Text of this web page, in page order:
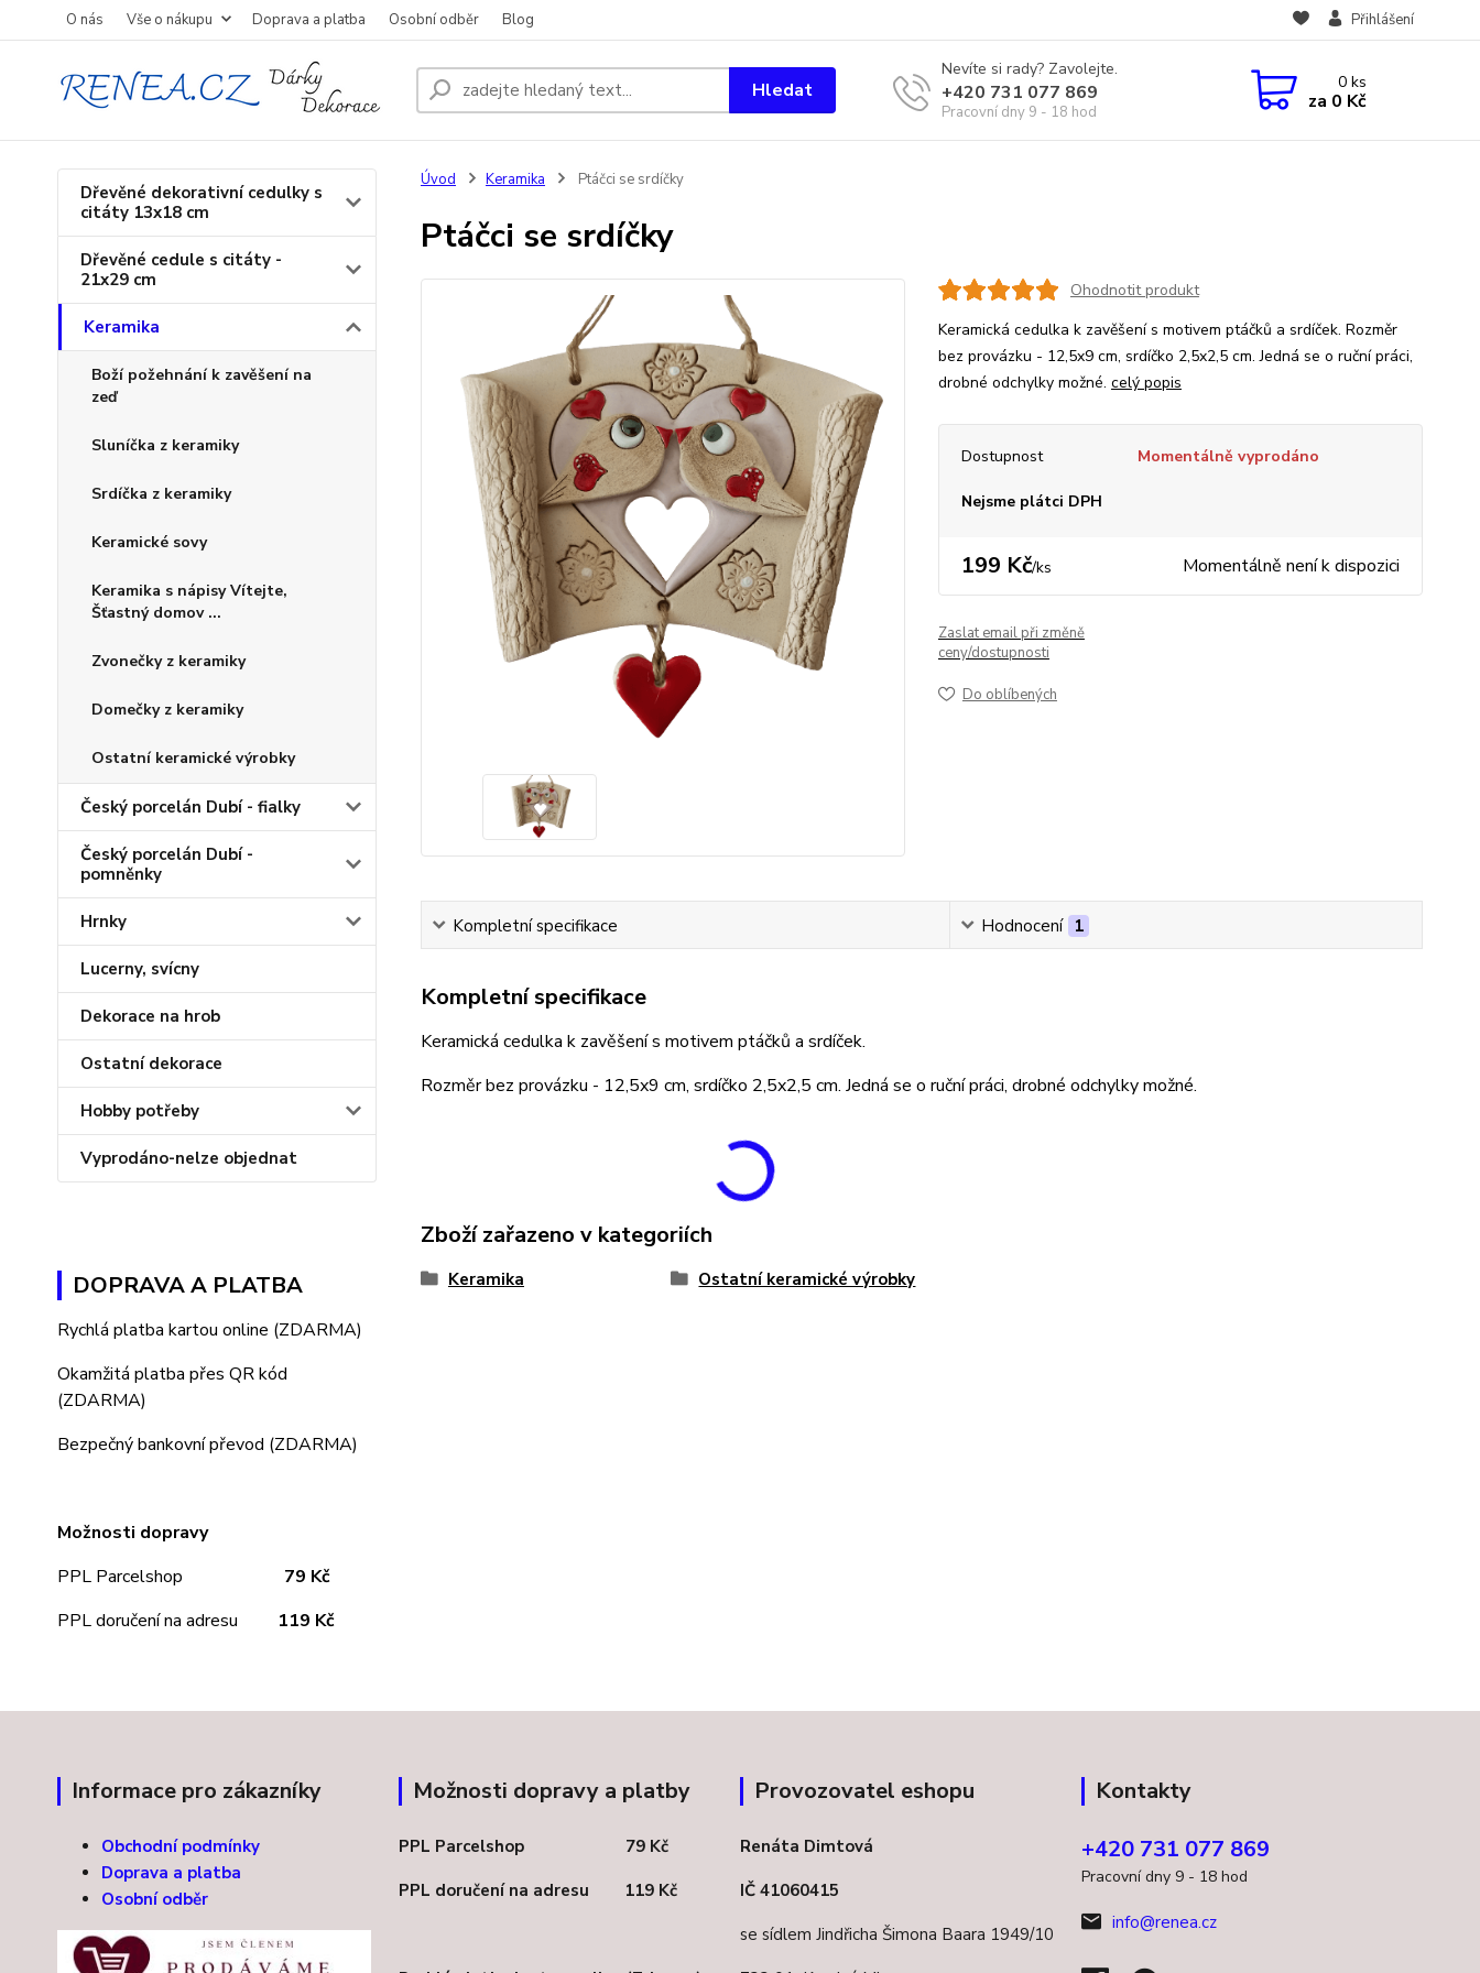
O nás Vše o nákupu Doprava a platba Osobní odběr Blog Přihlášení
Hledat
Nevíte si rady? Zavolejte.
+420 731 077 869
Pracovní dny 9 - 18 hod
0ks
za 0 Kč
Dřevěné dekorativní cedulky s
citáty 13x18 cm
Dřevěné cedule s citáty -
21x29 cm
Keramika
Boží požehnání k zavěšení na
zeď
Sluníčka z keramiky
Srdíčka z keramiky
Keramické sovy
Keramika s nápisy Vítejte,
Šťastný domov ...
Zvonečky z keramiky
Domečky z keramiky
Ostatní keramické výrobky
Český porcelán Dubí - fialky
Český porcelán Dubí -
pomněnky
Hrnky
Lucerny, svícny
Dekorace na hrob
Ostatní dekorace
Hobby potřeby
Vyprodáno-nelze objednat
DOPRAVA A PLATBA
Rychlá platba kartou online (ZDARMA)
Okamžitá platba přes QR kód
(ZDARMA)
Bezpečný bankovní převod (ZDARMA)
Možnosti dopravy
PPL Parcelshop
79 Kč
PPL doručení na adresu 119 Kč
Úvod Keramika Ptáčci se srdíčky
Ptáčci se srdíčky
Ohodnotit produkt
Keramická cedulka k zavěšení s motivem ptáčků a srdíček. Rozměr
bez provázku - 12,5x9 cm, srdíčko 2,5x2,5 cm. Jedná se o ruční práci,
drobné odchylky možné. celý popis
Dostupnost Momentálně vyprodáno
Nejsme plátci DPH
199 Kč/ks Momentálně není k dispozici
Zaslat email při změně
ceny/dostupnosti
Do oblíbených
Kompletní specifikace Hodnocení 1
Kompletní specifikace
Keramická cedulka k zavěšení s motivem ptáčků a srdíček.
Rozměr bez provázku - 12,5x9 cm, srdíčko 2,5x2,5 cm. Jedná se o ruční práci, drobné odchylky možné.
Zboží zařazeno v kategoriích
Keramika Ostatní keramické výrobky
Informace pro zákazníky
Obchodní podmínky
Doprava a platba
Osobní odběr
Možnosti dopravy a platby
PPL Parcelshop 79 Kč
PPL doručení na adresu 119 Kč
Provozovatel eshopu
Renáta Dimtová
IČ 41060415
se sídlem Jindřicha Šimona Baara 1949/10
Kontakty
+420 731 077 869
Pracovní dny 9 - 18 hod
info@renea.cz